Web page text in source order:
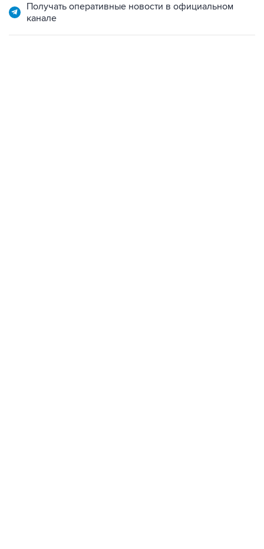
Получать оперативные новости в официальном
канале